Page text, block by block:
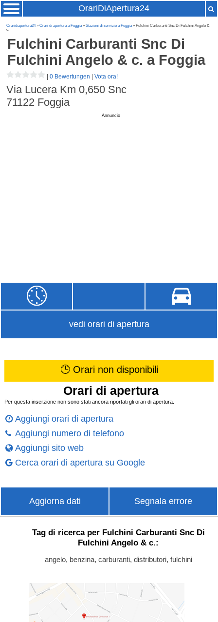
OrariDiApertura24
Oraridiapertura24»Orari di apertura a Foggia»Stazioni di servizio a Foggia» Fulchini Carburanti Snc Di Fulchini Angelo &
c.
Fulchini Carburanti Snc Di
Fulchini Angelo & c. a Foggia
|0 Bewertungen |Vota ora!
Via Lucera Km 0,650 Snc
71122 Foggia
Annuncio
vedi orari di apertura
🕒 Orari non disponibili
Orari di apertura
Per questa inserzione non sono stati ancora riportati gli orari di apertura.
Aggiungi orari di apertura
Aggiungi numero di telefono
Aggiungi sito web
Cerca orari di apertura su Google
Aggiorna dati Segnala errore
Tag di ricerca per Fulchini Carburanti Snc Di
Fulchini Angelo & c.:
angelo, benzina, carburanti, distributori, fulchini